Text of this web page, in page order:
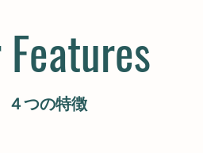
４つの特徴